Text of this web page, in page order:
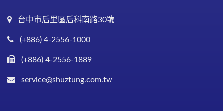
台中市后里區后科南路30號
(+886) 4-2556-1000
(+886) 4-2556-1889
service@shuztung.com.tw